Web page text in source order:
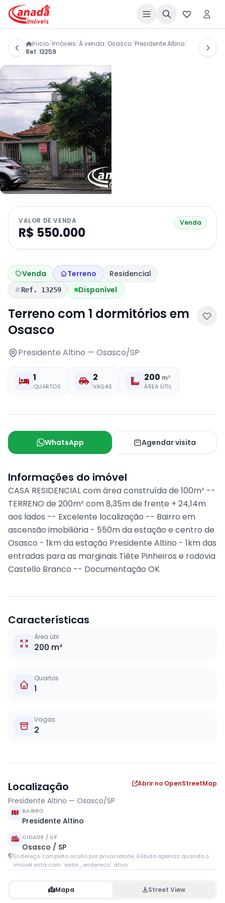
Início/Imóveis/À venda/Osasco/Presidente Altino/
Ref. 13259
VALOR DE VENDA
R$ 550.000
Venda
Venda Terreno Residencial
Ref. 13259 Disponível
Terreno com 1 dormitórios em
Osasco
Presidente Altino — Osasco/SP
1
QUARTOS
2
VAGAS
200 m²
ÁREA ÚTIL
WhatsApp Agendar visita
Informações do imóvel
CASA RESIDENCIAL com área construída de 100m² --
TERRENO de 200m² com 8,35m de frente + 24,14m
aos lados -- Excelente localização -- Bairro em
ascensão imobiliária - 550m da estação e centro de
Osasco - 1km da estação Presidente Altino - 1km das
entradas para as marginais Tiête Pinheiros e rodovia
Castello Branco -- Documentação OK
Características
Área útil
200 m²
Quartos
1
Vagas
2
Localização
Presidente Altino — Osasco/SP
Abrir no OpenStreetMap
BAIRRO
Presidente Altino
CIDADE / UF
Osasco / SP
Endereço completo oculto por privacidade. Exibido apenas quando o
imóvel está com `exibir_endereco` ativo.
Mapa
Street View